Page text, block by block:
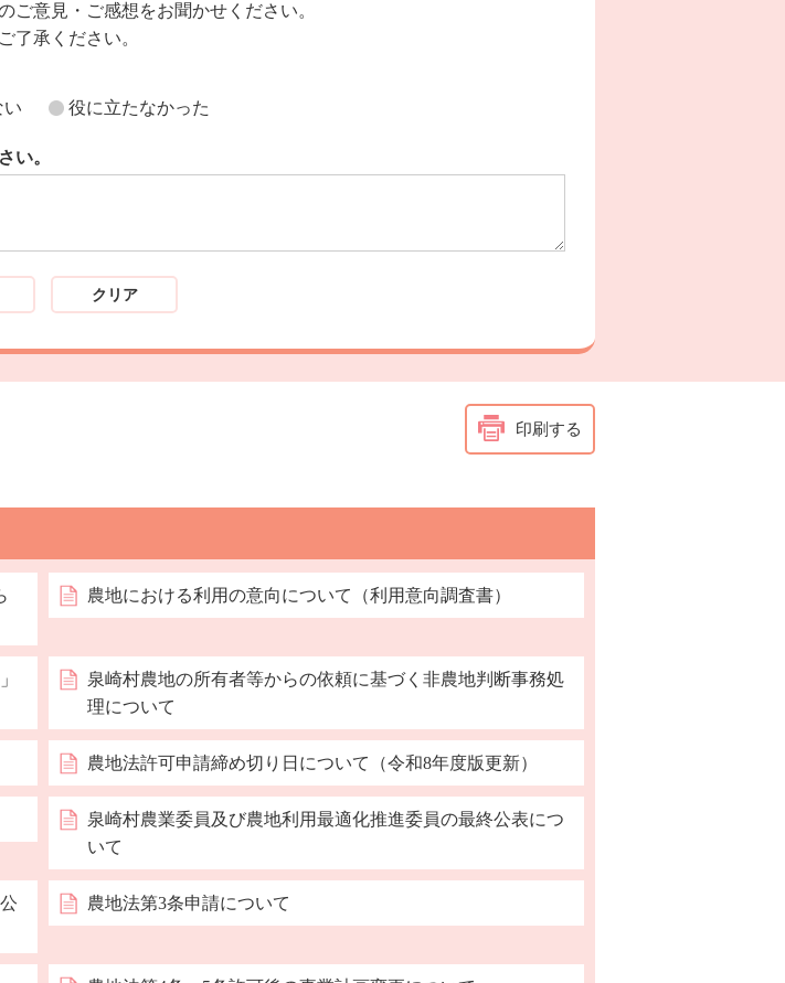
意見・ご感想をお聞かせください。
了承ください。
い 役に立たなかった
い。
印刷する
農地における利用の意向について（利用意向調査書）
泉崎村農地の所有者等からの依頼に基づく非農地判断事務処
理について
農地法許可申請締め切り日について（令和8年度版更新）
泉崎村農業委員及び農地利用最適化推進委員の最終公表につ
いて
農地法第3条申請について